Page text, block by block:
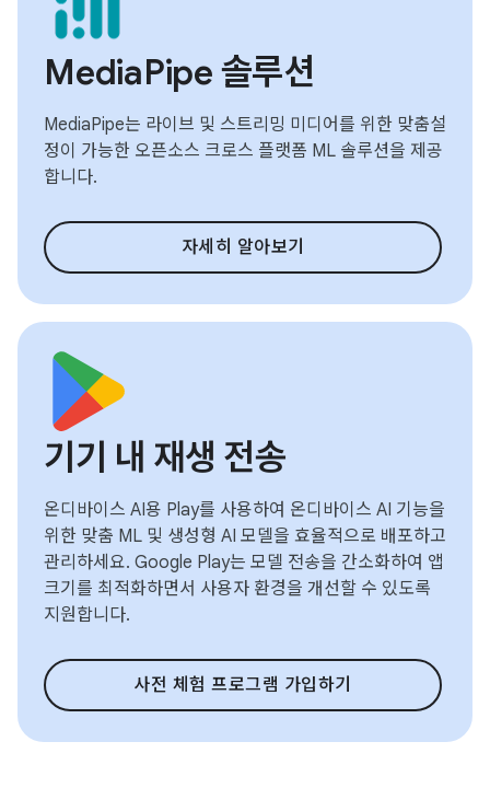
MediaPipe 솔루션
MediaPipe는 라이브 및 스트리밍 미디어를 위한 맞춤설
정이 가능한 오픈소스 크로스 플랫폼 ML 솔루션을 제공
합니다.
자세히 알아보기
기기 내 재생 전송
온디바이스 AI용 Play를 사용하여 온디바이스 AI 기능을
위한 맞춤 ML 및 생성형 AI 모델을 효율적으로 배포하고
관리하세요. Google Play는 모델 전송을 간소화하여 앱
크기를 최적화하면서 사용자 환경을 개선할 수 있도록
지원합니다.
사전 체험 프로그램 가입하기